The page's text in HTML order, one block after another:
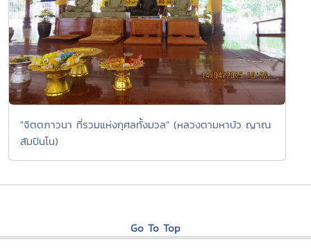
"จิตตภาวนา ที่รวมแห่งกุศลทั้งมวล" (หลวงตามหาบัว ญาณ
สัมปันโน)
Go To Top